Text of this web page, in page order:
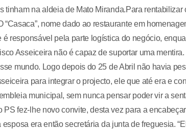
tinham na aldeia de Mato Miranda.Para rentabilizar
nome dado ao restaurante em
responsável pela parte logística do negócio,
Asseiceira não é capaz de suportar uma
mundo. Logo depois do 25 de Abril não havia
para integrar o projecto, ele que até era e
municipal, sem nunca pensar poder vir a
fez-lhe novo convite, desta vez para a
era então secretária da junta de freguesia.